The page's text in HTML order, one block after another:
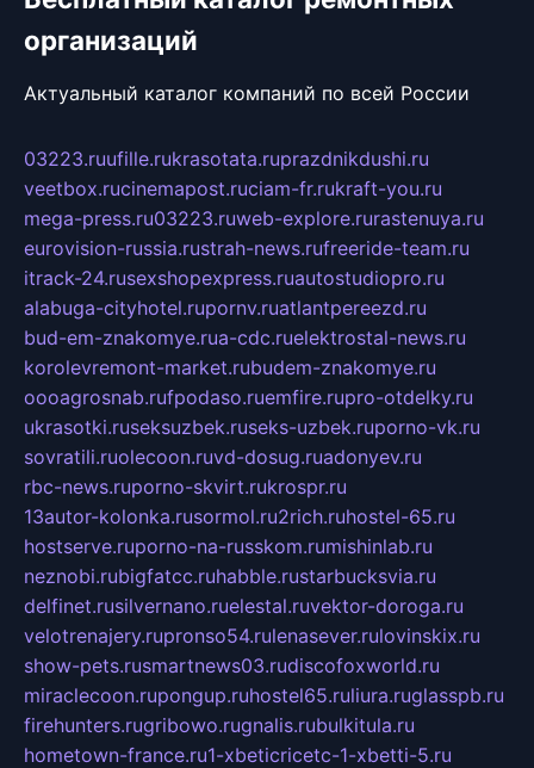
организаций
Актуальный каталог компаний по всей России
03223.ruufille.rukrasotata.ruprazdnikdushi.ru
veetbox.rucinemapost.ruciam-fr.rukraft-you.ru
mega-press.ru03223.ruweb-explore.rurastenuya.ru
eurovision-russia.rustrah-news.rufreeride-team.ru
itrack-24.rusexshopexpress.ruautostudiopro.ru
alabuga-cityhotel.rupornv.ruatlantpereezd.ru
bud-em-znakomye.rua-cdc.ruelektrostal-news.ru
korolevremont-market.rubudem-znakomye.ru
oooagrosnab.rufpodaso.ruemfire.rupro-otdelky.ru
ukrasotki.ruseksuzbek.ruseks-uzbek.ruporno-vk.ru
sovratili.ruolecoon.ruvd-dosug.ruadonyev.ru
rbc-news.ruporno-skvirt.rukrospr.ru
13autor-kolonka.rusormol.ru2rich.ruhostel-65.ru
hostserve.ruporno-na-russkom.rumishinlab.ru
neznobi.rubigfatcc.ruhabble.rustarbucksvia.ru
delfinet.rusilvernano.ruelestal.ruvektor-doroga.ru
velotrenajery.rupronso54.rulenasever.rulovinskix.ru
show-pets.rusmartnews03.rudiscofoxworld.ru
miraclecoon.rupongup.ruhostel65.ruliura.ruglasspb.ru
firehunters.rugribowo.rugnalis.rubulkitula.ru
hometown-france.ru1-xbeticricetc-1-xbetti-5.ru